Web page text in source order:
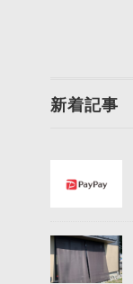
新着記事